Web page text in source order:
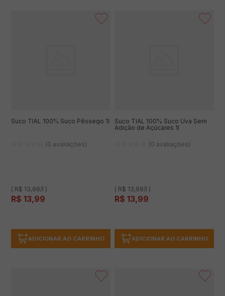
Suco TIAL 100% Suco Pêssego 1l
(0 avaliações)
( R$ 13,99/l )
R$ 13,99
ADICIONAR AO CARRINHO
Suco TIAL 100% Suco Uva Sem
Adição de Açúcares 1l
(0 avaliações)
( R$ 13,99/l )
R$ 13,99
ADICIONAR AO CARRINHO